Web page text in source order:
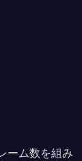
ーム数を組み